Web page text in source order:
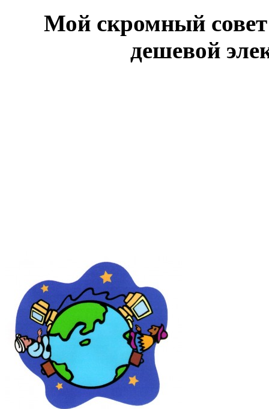
Мой скромный
дешевой